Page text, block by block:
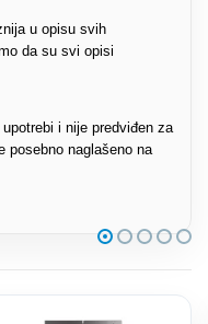
u opisu svih
da su svi opisi
i nije predviđen za
posebno naglašeno na